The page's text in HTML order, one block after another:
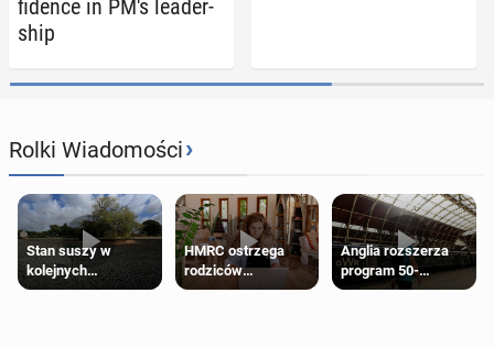
fi­dence in PM's lead­er­
ship
Rolki Wiadomości›
Stan suszy w
kolejnych
regionach Anglii.
HMRC ostrzega
rodziców
pobierających Child
Anglia rozszerza
program 50-
procentowych